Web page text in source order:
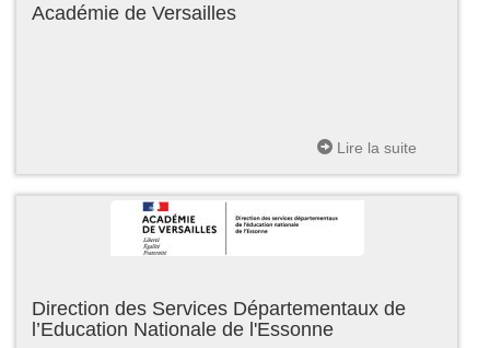
Académie de Versailles
Lire la suite
Direction des Services Départementaux de
l’Education Nationale de l'Essonne